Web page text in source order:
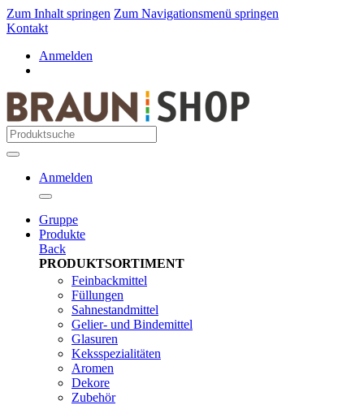
Zum Inhalt springen Zum Navigationsmenü springen
Kontakt
Anmelden
Anmelden
Gruppe
Produkte
Back
PRODUKTSORTIMENT
Feinbackmittel
Füllungen
Sahnestandmittel
Gelier- und Bindemittel
Glasuren
Keksspezialitäten
Aromen
Dekore
Zubehör